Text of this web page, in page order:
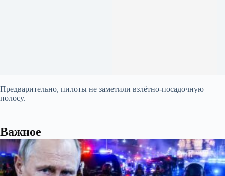
Предварительно, пилоты не заметили взлётно-посадочную
полосу.
Важное